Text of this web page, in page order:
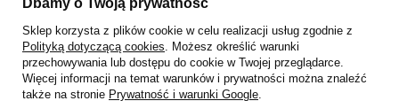
Status zamówienia
Śledzenie przesyłki
Chcę zareklamować produkt
Sklep korzysta z plików cookie w celu realizacji usług zgodnie z
Polityką dotyczącą cookies. Możesz określić warunki
przechowywania lub dostępu do cookie w Twojej przeglądarce.
Więcej informacji na temat warunków i prywatności można znaleźć
także na stronie Prywatność i warunki Google.